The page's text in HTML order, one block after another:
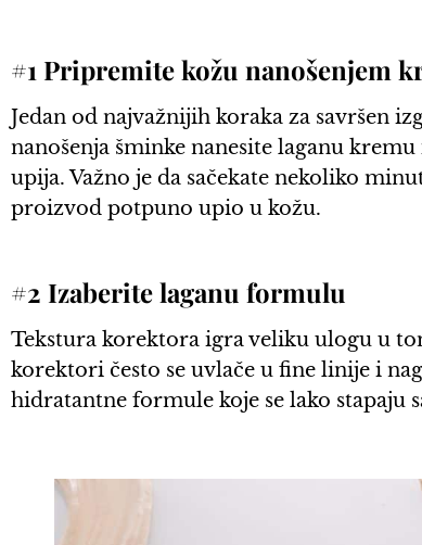
#1 Pripremite kožu nanošenjem
Jedan od najvažnijih koraka za savršen
nanošenja šminke nanesite laganu
upija. Važno je da sačekate nekoliko
proizvod potpuno upio u kožu.
#2 Izaberite laganu formulu
Tekstura korektora igra veliku ulogu u
korektori često se uvlače u fine linije i
hidratantne formule koje se lako stapaju